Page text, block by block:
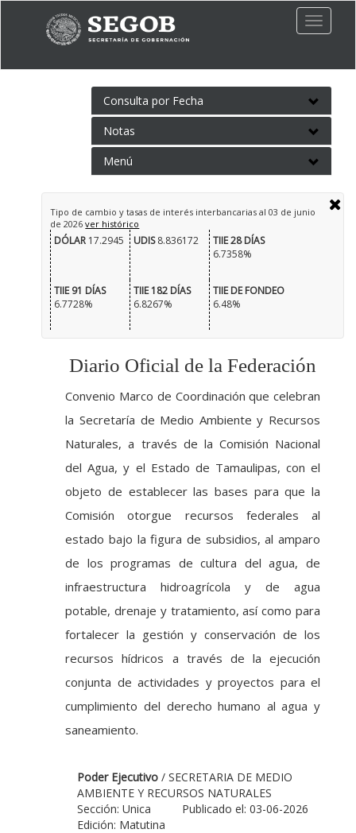
Toggle
Consulta por Fecha
Notas
Menú
Tipo de cambio y tasas de interés interbancarias al 03 de junio
de 2026ver histórico
DÓLAR17.2945 UDIS8.836172
TIIE 28 DÍAS
6.7358%
TIIE 91 DÍAS
6.7728%
TIIE 182 DÍAS
6.8267%
TIIE DE FONDEO
6.48%
Diario Oficial de la Federación
Convenio Marco de Coordinación que celebran
la Secretaría de Medio Ambiente y Recursos
Naturales, a través de la Comisión Nacional
del Agua, y el Estado de Tamaulipas, con el
objeto de establecer las bases para que la
Comisión otorgue recursos federales al
estado bajo la figura de subsidios, al amparo
de los programas de cultura del agua, de
infraestructura hidroagrícola y de agua
potable, drenaje y tratamiento, así como para
fortalecer la gestión y conservación de los
recursos hídricos a través de la ejecución
conjunta de actividades y proyectos para el
cumplimiento del derecho humano al agua y
saneamiento.
Poder Ejecutivo / SECRETARIA DE MEDIO
AMBIENTE Y RECURSOS NATURALES
Publicado el: 03-06-2026
Sección: Unica
Edición: Matutina